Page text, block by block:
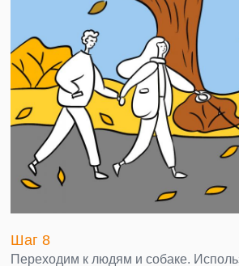
Шаг 8
Переходим к людям и собаке.